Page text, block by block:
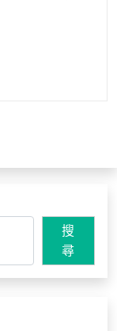
搜
尋